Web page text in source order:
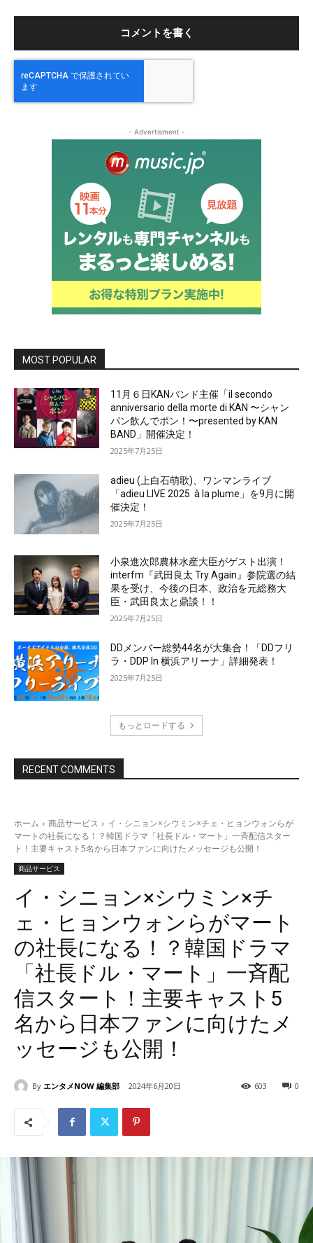
- Advertisment -
MOST POPULAR
11月６日KANバンド主催「il secondo
anniversario della morte di KAN 〜シャン
パン飲んでポン！〜presented by KAN
BAND」開催決定！
2025年7月25日
adieu (上白石萌歌)、ワンマンライブ
「adieu LIVE 2025 à la plume」を9月に開
催決定！
2025年7月25日
小泉進次郎農林水産大臣がゲスト出演！
interfm『武田良太 Try Again』参院選の結
果を受け、今後の日本、政治を元総務大
臣・武田良太と鼎談！！
2025年7月25日
DDメンバー総勢44名が大集合！「DDフリ
ラ・DDP In 横浜アリーナ」詳細発表！
2025年7月25日
もっとロードする
RECENT COMMENTS